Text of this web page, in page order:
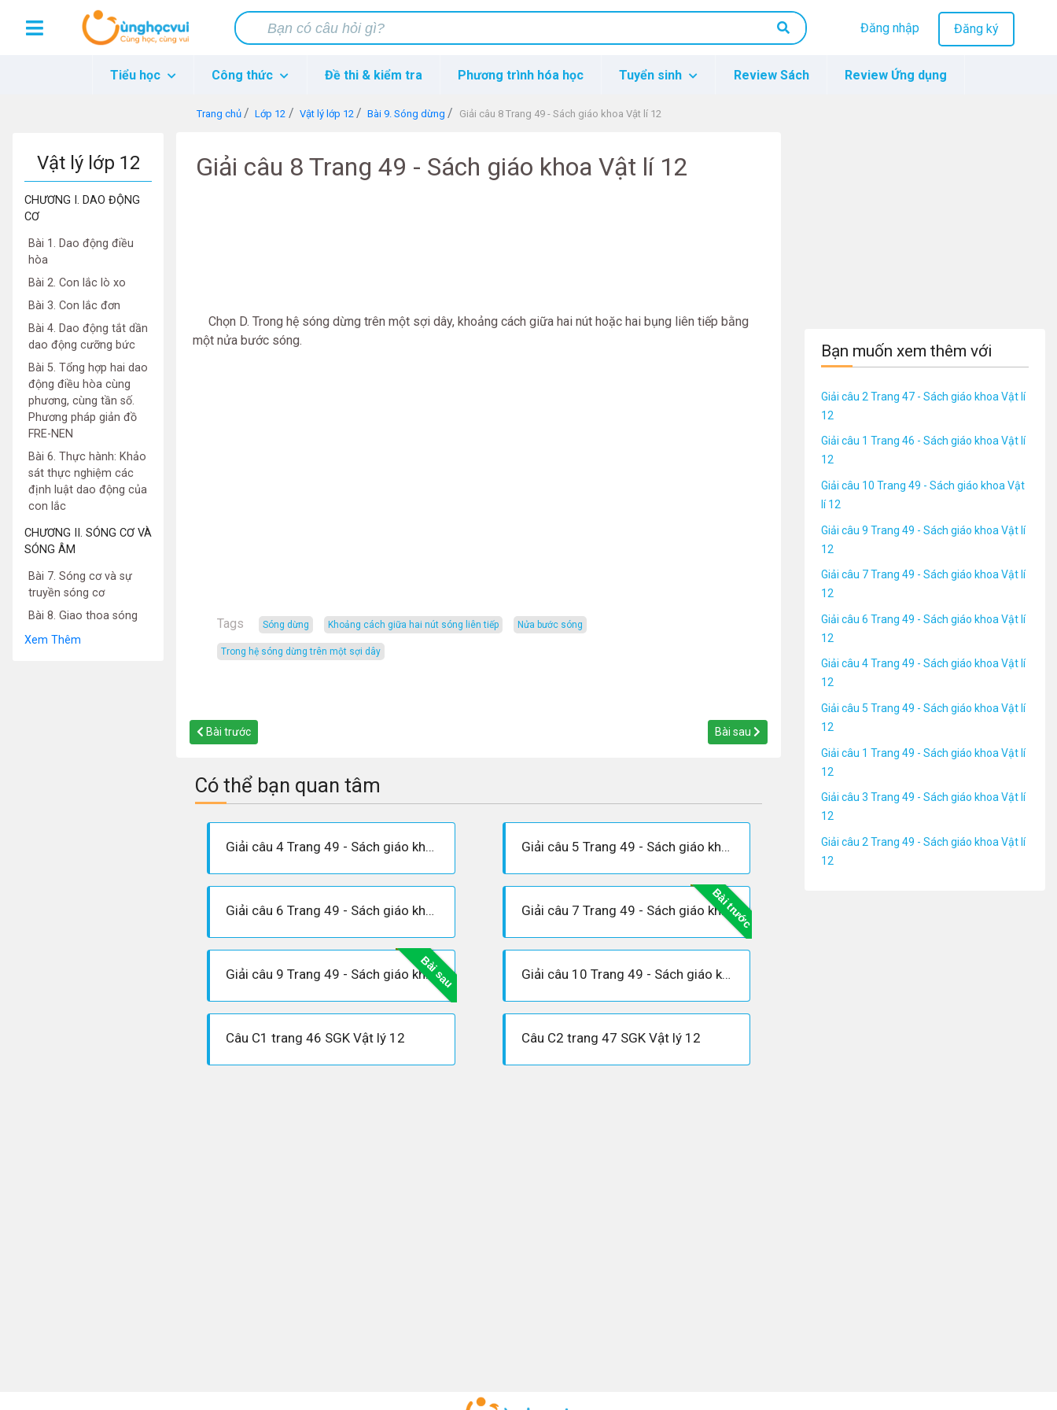
Đăng nhập Đăng ký
Tiểu học Công thức Đề thi & kiểm tra Phương trình hóa học Tuyển sinh Review Sách Review Ứng dụng
Trang chủ Lớp 12 Vật lý lớp 12 Bài 9. Sóng dừng Giải câu 8 Trang 49 - Sách giáo khoa Vật lí 12
Vật lý lớp 12
CHƯƠNG I. DAO ĐỘNG
CƠ
Bài 1. Dao động điều
hòa
Bài 2. Con lắc lò xo
Bài 3. Con lắc đơn
Bài 4. Dao động tắt dần
dao động cưỡng bức
Bài 5. Tổng hợp hai dao
động điều hòa cùng
phương, cùng tần số.
Phương pháp giản đồ
FRE-NEN
Bài 6. Thực hành: Khảo
sát thực nghiệm các
định luật dao động của
con lắc
CHƯƠNG II. SÓNG CƠ VÀ
SÓNG ÂM
Bài 7. Sóng cơ và sự
truyền sóng cơ
Bài 8. Giao thoa sóng
Xem Thêm
Giải câu 8 Trang 49 - Sách giáo khoa Vật lí 12
Chọn D. Trong hệ sóng dừng trên một sợi dây, khoảng cách giữa hai nút hoặc hai bụng liên tiếp bằng
một nửa bước sóng.
Tags sóng dừng khoảng cách giữa hai nút sóng liên tiếp nửa bước sóng
trong hệ sóng dừng trên một sợi dây
Bài trước Bài sau
Có thể bạn quan tâm
Giải câu 4 Trang 49 - Sách giáo khoa Vật lí 12 Giải câu 5 Trang 49 - Sách giáo khoa Vật lí 12
Giải câu 6 Trang 49 - Sách giáo khoa Vật lí 12 Bài trước
Giải câu 7 Trang 49 - Sách giáo khoa Vật lí 12
Bài sau
Giải câu 9 Trang 49 - Sách giáo khoa Vật lí 12 Giải câu 10 Trang 49 - Sách giáo khoa Vật lí 12
Câu C1 trang 46 SGK Vật lý 12 Câu C2 trang 47 SGK Vật lý 12
Bạn muốn xem thêm với
Giải câu 2 Trang 47 - Sách giáo khoa Vật lí
12
Giải câu 1 Trang 46 - Sách giáo khoa Vật lí
12
Giải câu 10 Trang 49 - Sách giáo khoa Vật
lí 12
Giải câu 9 Trang 49 - Sách giáo khoa Vật lí
12
Giải câu 7 Trang 49 - Sách giáo khoa Vật lí
12
Giải câu 6 Trang 49 - Sách giáo khoa Vật lí
12
Giải câu 4 Trang 49 - Sách giáo khoa Vật lí
12
Giải câu 5 Trang 49 - Sách giáo khoa Vật lí
12
Giải câu 1 Trang 49 - Sách giáo khoa Vật lí
12
Giải câu 3 Trang 49 - Sách giáo khoa Vật lí
12
Giải câu 2 Trang 49 - Sách giáo khoa Vật lí
12